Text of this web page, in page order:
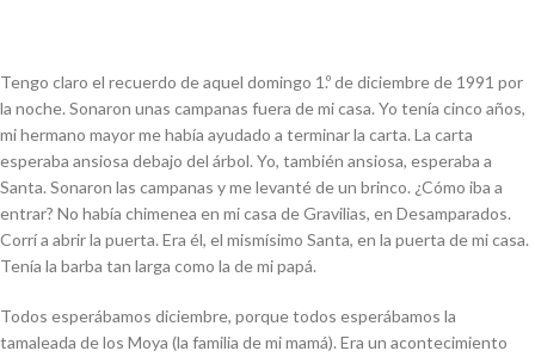
Tengo claro el recuerdo de aquel domingo 1.º de diciembre de 1991 por
la noche. Sonaron unas campanas fuera de mi casa. Yo tenía cinco años,
mi hermano mayor me había ayudado a terminar la carta. La carta
esperaba ansiosa debajo del árbol. Yo, también ansiosa, esperaba a
Santa. Sonaron las campanas y me levanté de un brinco. ¿Cómo iba a
entrar? No había chimenea en mi casa de Gravilias, en Desamparados.
Corrí a abrir la puerta. Era él, el mismísimo Santa, en la puerta de mi casa.
Tenía la barba tan larga como la de mi papá.
Todos esperábamos diciembre, porque todos esperábamos la
tamaleada de los Moya (la familia de mi mamá). Era un acontecimiento